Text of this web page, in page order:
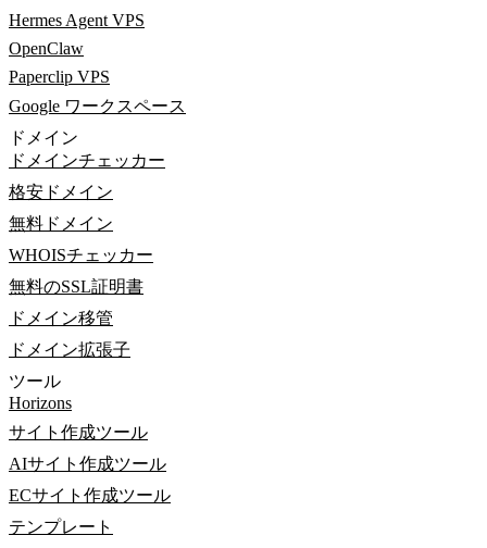
Hermes Agent VPS
OpenClaw
Paperclip VPS
Google ワークスペース
ドメイン
ドメインチェッカー
格安ドメイン
無料ドメイン
WHOISチェッカー
無料のSSL証明書
ドメイン移管
ドメイン拡張子
ツール
Horizons
サイト作成ツール
AIサイト作成ツール
ECサイト作成ツール
テンプレート